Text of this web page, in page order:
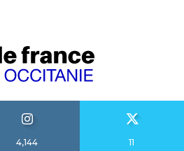
4,144
11